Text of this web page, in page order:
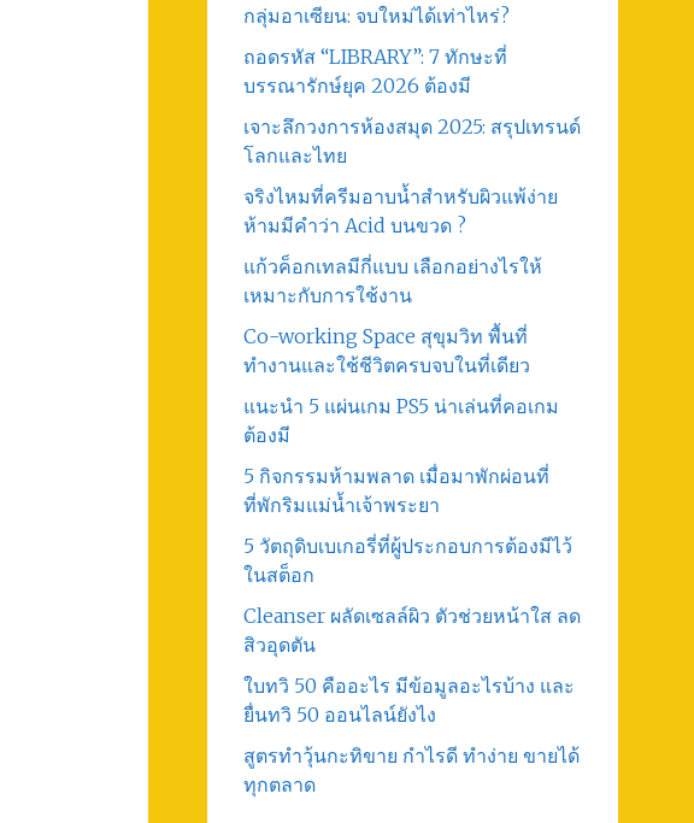
กลุ่มอาเซียน: จบใหม่ได้เท่าไหร่?
ถอดรหัส “LIBRARY”: 7 ทักษะที่
บรรณารักษ์ยุค 2026 ต้องมี
เจาะลึกวงการห้องสมุด 2025: สรุปเทรนด์
โลกและไทย
จริงไหมที่ครีมอาบน้ำสำหรับผิวแพ้ง่าย
ห้ามมีคำว่า Acid บนขวด ?
แก้วค็อกเทลมีกี่แบบ เลือกอย่างไรให้
เหมาะกับการใช้งาน
Co-working Space สุขุมวิท พื้นที่
ทำงานและใช้ชีวิตครบจบในที่เดียว
แนะนำ 5 แผ่นเกม PS5 น่าเล่นที่คอเกม
ต้องมี
5 กิจกรรมห้ามพลาด เมื่อมาพักผ่อนที่
ที่พักริมแม่น้ำเจ้าพระยา
5 วัตถุดิบเบเกอรี่ที่ผู้ประกอบการต้องมีไว้
ในสต็อก
Cleanser ผลัดเซลล์ผิว ตัวช่วยหน้าใส ลด
สิวอุดตัน
ใบทวิ 50 คืออะไร มีข้อมูลอะไรบ้าง และ
ยื่นทวิ 50 ออนไลน์ยังไง
สูตรทําวุ้นกะทิขาย กำไรดี ทำง่าย ขายได้
ทุกตลาด